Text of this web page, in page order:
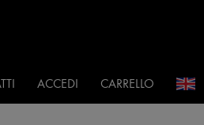
ACCEDI CARRELLO